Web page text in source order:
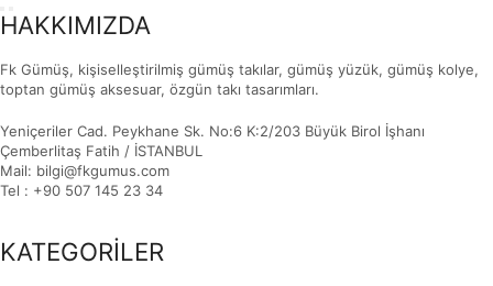
HAKKIMIZDA
Fk Gümüş, kişiselleştirilmiş gümüş takılar, gümüş yüzük, gümüş kolye,
toptan gümüş aksesuar, özgün takı tasarımları.
Yeniçeriler Cad. Peykhane Sk. No:6 K:2/203 Büyük Birol İşhanı
Çemberlitaş Fatih / İSTANBUL
Mail: bilgi@fkgumus.com
Tel : +90 507 145 23 34
KATEGORİLER